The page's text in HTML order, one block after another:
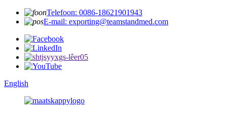
Telefoon: 0086-18621901943
E-mail: exporting@teamstandmed.com
English